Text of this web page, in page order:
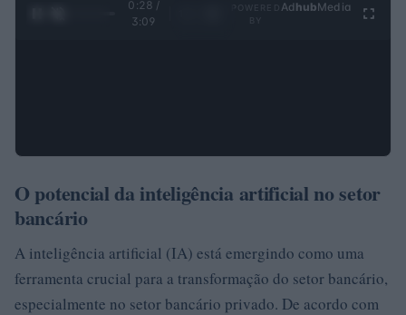
0:29 /
3:09
Ad hubMedia
O potencial da inteligência artificial no setor
bancário
A inteligência artificial (IA) está emergindo como uma
ferramenta crucial para a transformação do setor bancário,
especialmente no setor bancário privado. De acordo com